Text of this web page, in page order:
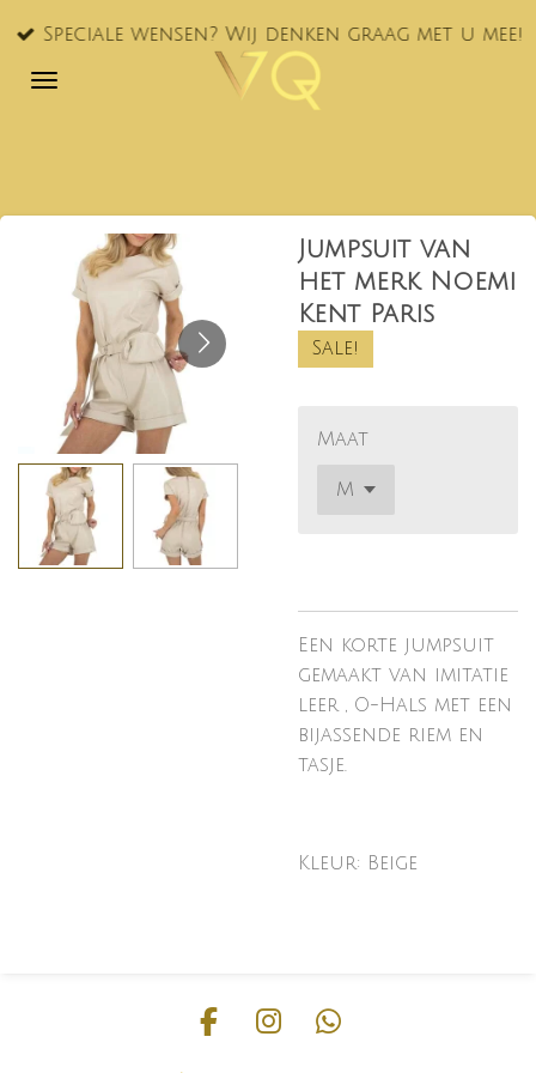
Ga
naar
Speciale wensen? Wij denken graag met u mee!
Jumpsuit van
het merk Noemi
Kent Paris
Sale!
Maat
Een korte jumpsuit
gemaakt van imitatie
leer , O-Hals met een
bijassende riem en
tasje.
Kleur: Beige
F
I
W